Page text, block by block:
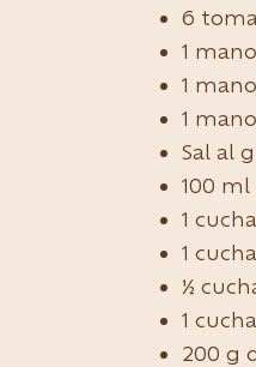
6
1
1
1
Sal al
100
1
1
½
1
200 g